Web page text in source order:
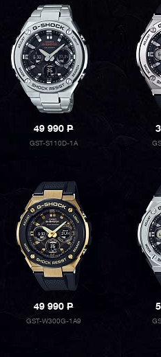
49 990P
GST-S110D-1A
49 990P
GST-W300G-1A9